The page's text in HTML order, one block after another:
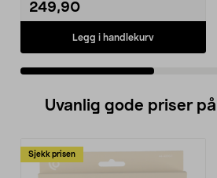
249,90
Legg i handlekurv
Uvanlig gode priser
Sjekk prisen